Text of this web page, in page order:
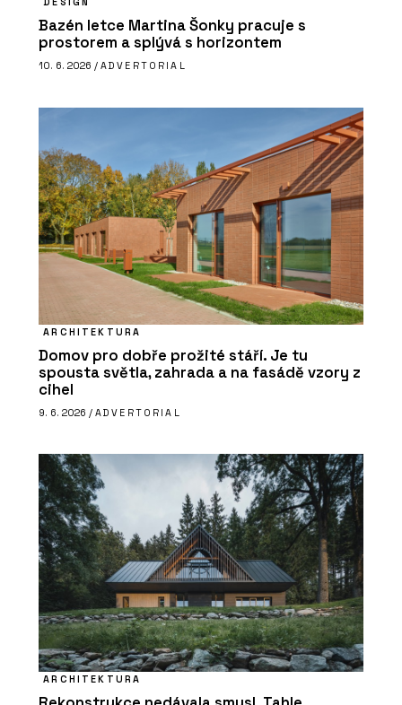
Bazén letce Martina Šonky pracuje s
prostorem a splývá s horizontem
10. 6. 2026 / ADVERTORIAL
ARCHITEKTURA
Domov pro dobře prožité stáří. Je tu
spousta světla, zahrada a na fasádě vzory z
cihel
9. 6. 2026 / ADVERTORIAL
ARCHITEKTURA